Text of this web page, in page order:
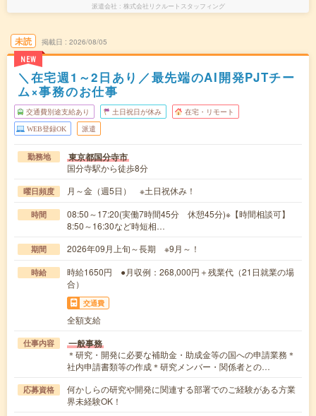
派遣会社 株式会社リクルートスタッフィング
未読
NEW
掲載日 2026/08/05
＼在宅週1～2日あり／最先端のAI開発PJTチー
ム×事務のお仕事
交通費別途支給あり 土日祝日が休み 在宅・リモート
WEB登録OK 派遣
勤務地 東京都国分寺市
国分寺駅から徒歩8分
曜日頻度 月～金（週5日） ※土日祝休み！
時間
08:50～17:20(実働7時間45分 休憩45分)※【時間相談可】
8:50～16:30など時短相…
期間 2026年09月上旬～長期 ※9月～！
時給
時給1650円 ●月収例：268,000円＋残業代（21日就業の場
合）
交通費
全額支給
仕事内容 一般事務
＊研究・開発に必要な補助金・助成金等の国への申請業務＊
社内申請書類等の作成＊研究メンバー・関係者との…
応募資格
何かしらの研究や開発に関連する部署でのご経験がある方業
界未経験OK！